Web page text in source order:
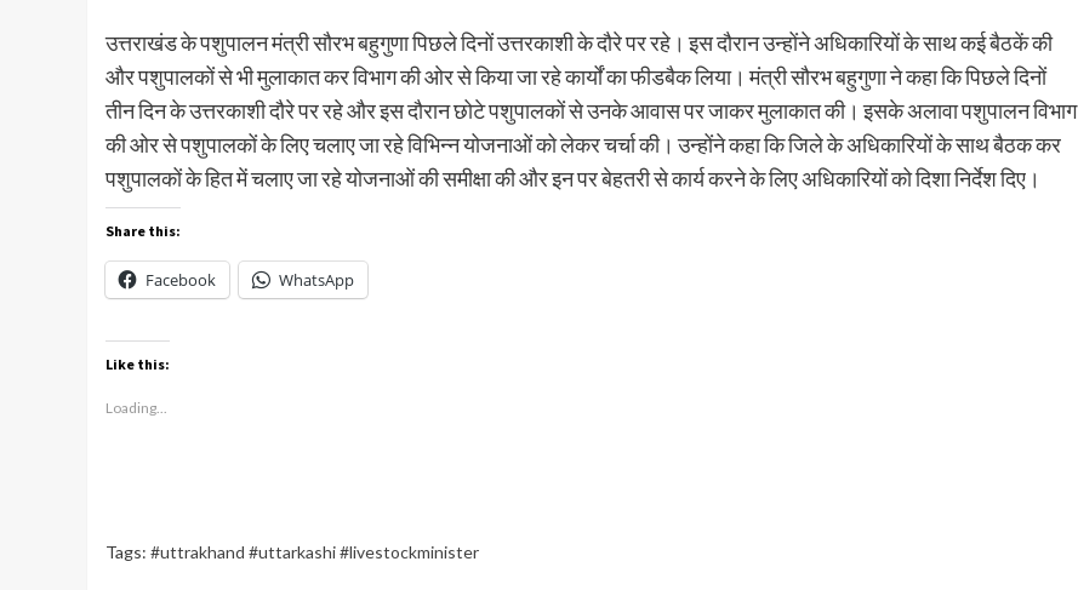
उत्तराखंड के पशुपालन मंत्री सौरभ बहुगुणा पिछले दिनों उत्तरकाशी के दौरे पर रहे। इस दौरान उन्होंने अधिकारियों के साथ कई बैठकें की
और पशुपालकों से भी मुलाकात कर विभाग की ओर से किया जा रहे कार्यों का फीडबैक लिया। मंत्री सौरभ बहुगुणा ने कहा कि पिछले दिनों
तीन दिन के उत्तरकाशी दौरे पर रहे और इस दौरान छोटे पशुपालकों से उनके आवास पर जाकर मुलाकात की। इसके अलावा पशुपालन विभाग
की ओर से पशुपालकों के लिए चलाए जा रहे विभिन्न योजनाओं को लेकर चर्चा की। उन्होंने कहा कि जिले के अधिकारियों के साथ बैठक कर
पशुपालकों के हित में चलाए जा रहे योजनाओं की समीक्षा की और इन पर बेहतरी से कार्य करने के लिए अधिकारियों को दिशा निर्देश दिए।
Share this:
Facebook WhatsApp
Like this:
Loading...
Tags: #uttrakhand #uttarkashi #livestockminister